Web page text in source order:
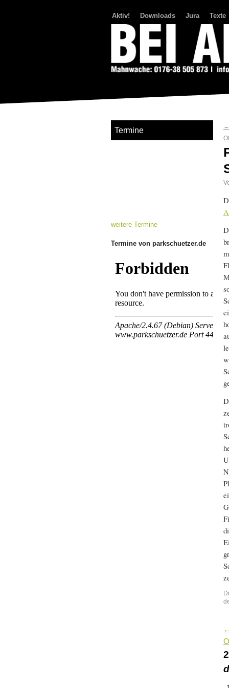
Aktiv! Downloads Jura Texte
←
Termine
weitere Termine
Termine von parkschuetzer.de